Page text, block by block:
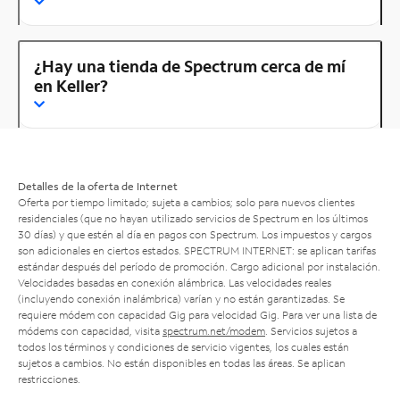
¿Hay una tienda de Spectrum cerca de mí
en Keller?
Detalles de la oferta de Internet
Oferta por tiempo limitado; sujeta a cambios; solo para nuevos clientes
residenciales (que no hayan utilizado servicios de Spectrum en los últimos
30 días) y que estén al día en pagos con Spectrum. Los impuestos y cargos
son adicionales en ciertos estados. SPECTRUM INTERNET: se aplican tarifas
estándar después del período de promoción. Cargo adicional por instalación.
Velocidades basadas en conexión alámbrica. Las velocidades reales
(incluyendo conexión inalámbrica) varían y no están garantizadas. Se
requiere módem con capacidad Gig para velocidad Gig. Para ver una lista de
módems con capacidad, visita spectrum.net/modem . Servicios sujetos a
todos los términos y condiciones de servicio vigentes, los cuales están
sujetos a cambios. No están disponibles en todas las áreas. Se aplican
restricciones.